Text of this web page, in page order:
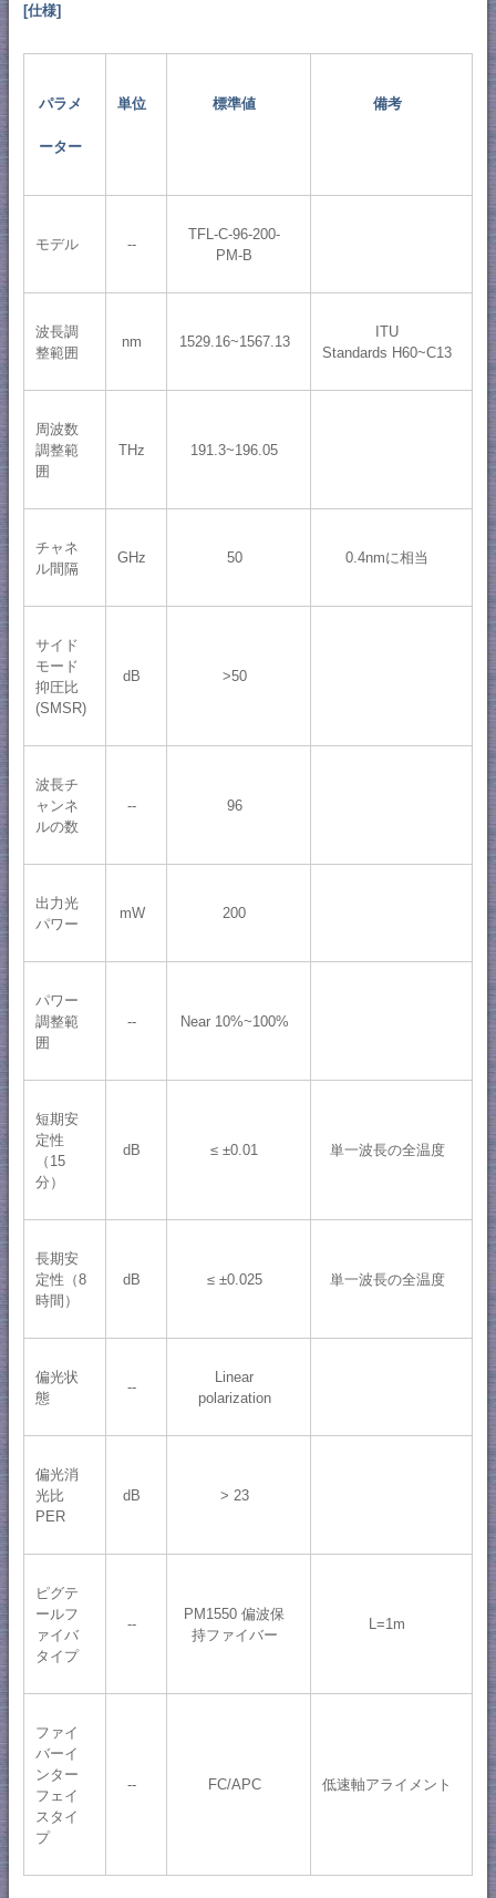
[仕様]
パラメ
ーター
単位 標準値 備考
モデル --
TFL-C-96-200-
PM-B
波長調
整範囲
nm 1529.16~1567.13
ITU
Standards H60~C13
周波数
調整範
囲
THz 191.3~196.05
チャネ
ル間隔
GHz 50 0.4nmに相当
サイド
モード
抑圧比
(SMSR)
dB >50
波長チ
ャンネ
ルの数
-- 96
出力光
パワー
mW 200
パワー
調整範
囲
-- Near 10%~100%
短期安
定性
（15
分）
dB ≤ ±0.01 単一波長の全温度
長期安
定性（8
時間）
dB ≤ ±0.025 単一波長の全温度
偏光状
態
--
Linear
polarization
偏光消
光比
PER
dB > 23
ピグテ
ールフ
ァイバ
タイプ
--
PM1550 偏波保
持ファイバー
L=1m
ファイ
バーイ
ンター
フェイ
スタイ
プ
-- FC/APC 低速軸アライメント